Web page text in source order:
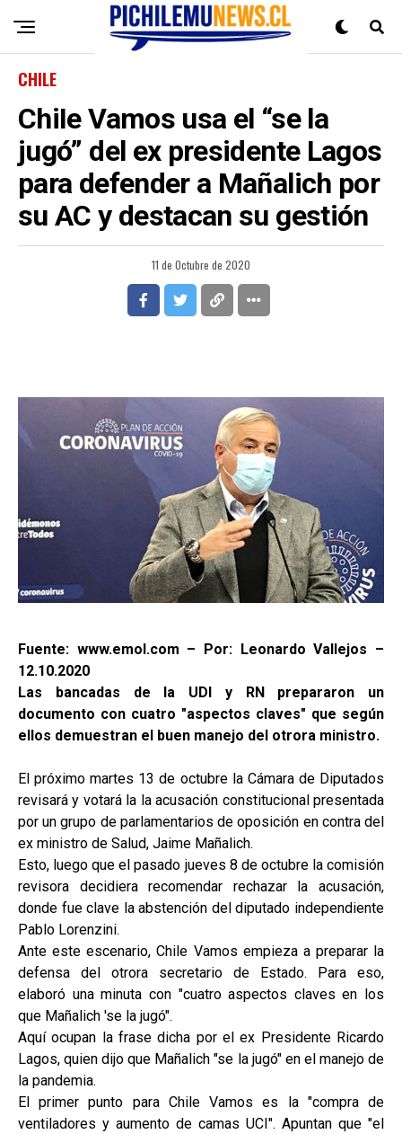
CHILE
ChiIe Vamos usa el “se la
jugó” del ex presidente Lagos
para defender a Mañalich por
su AC y destacan su gestión
11 de Octubre de 2020
Fuente: www.emol.com – Por: Leonardo Vallejos –
12.10.2020
Las bancadas de la UDI y RN prepararon un
documento con cuatro "aspectos claves" que según
ellos demuestran el buen manejo del otrora ministro.
El próximo martes 13 de octubre la Cámara de Diputados
revisará y votará la la acusación constitucional presentada
por un grupo de parlamentarios de oposición en contra del
ex ministro de Salud, Jaime Mañalich.
Esto, luego que el pasado jueves 8 de octubre la comisión
revisora decidiera recomendar rechazar la acusación,
donde fue clave la abstención del diputado independiente
Pablo Lorenzini.
Ante este escenario, Chile Vamos empieza a preparar la
defensa del otrora secretario de Estado. Para eso,
elaboró una minuta con "cuatro aspectos claves en los
que Mañalich 'se la jugó".
Aquí ocupan la frase dicha por el ex Presidente Ricardo
Lagos, quien dijo que Mañalich "se la jugó" en el manejo de
la pandemia.
El primer punto para Chile Vamos es la "compra de
ventiladores y aumento de camas UCI". Apuntan que "el